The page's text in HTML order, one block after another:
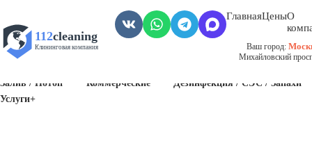
112cleaning
Клининговая компания
ГлавнаяЦеныО
Ваш город:
Михайловский
Залив / Потоп
Коммерческие
Дезинфекция / СЭС / Запахи
Услуги+